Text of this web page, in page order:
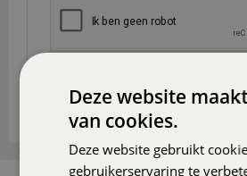
Deze website
van cookies.
Deze website gebruikt
gebruikerservaring te